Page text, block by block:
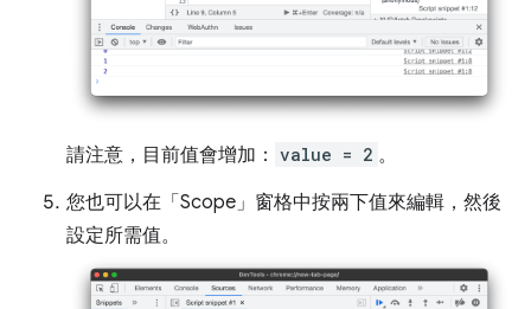
請注意，目前值會增加： value = 2 。
您也可以在「Scope」 窗格中按兩下值來編輯，然後
設定所需值。